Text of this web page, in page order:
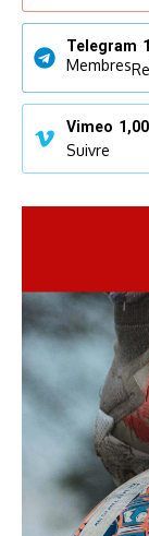
Telegram
Membres
Vimeo
Suivre